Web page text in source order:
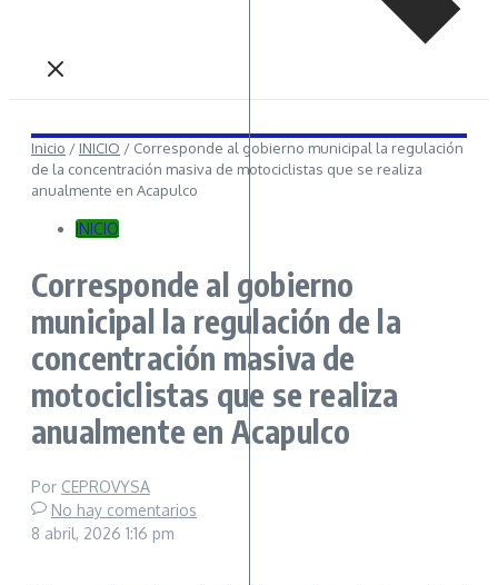
Inicio / INICIO / Corresponde al gobierno municipal la regulación
de la concentración masiva de motociclistas que se realiza
anualmente en Acapulco
INICIO
Corresponde al gobierno
municipal la regulación de la
concentración masiva de
motociclistas que se realiza
anualmente en Acapulco
Por CEPROVYSA
No hay comentarios
8 abril, 2026 1:16 pm